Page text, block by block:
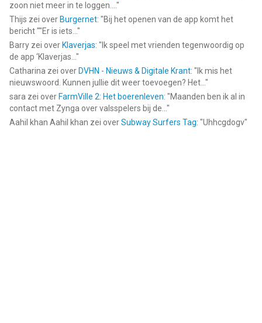
zoon niet meer in te loggen.... "
Thijs zei over Burgernet: "Bij het openen van de app komt het
bericht ""Er is iets... "
Barry zei over Klaverjas: " Ik speel met vrienden tegenwoordig op
de app ‘Klaverjas... "
Catharina zei over DVHN - Nieuws & Digitale Krant: " Ik mis het
nieuwswoord. Kunnen jullie dit weer toevoegen? Het... "
sara zei over FarmVille 2: Het boerenleven: "Maanden ben ik al in
contact met Zynga over valsspelers bij de... "
Aahil khan Aahil khan zei overSubway Surfers Tag: "Uhhcgdogv"